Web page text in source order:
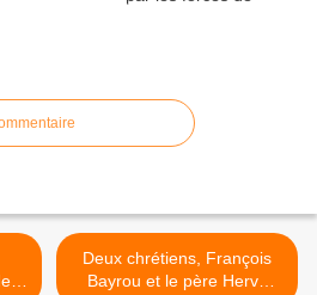
Deux chrétiens, François
Bayrou et le père Hervé